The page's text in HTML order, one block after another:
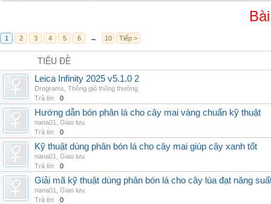
1 2 3 4 5 6 → 10 Tiếp >
TIÊU ĐỀ
Leica Infinity 2025 v5.1.0 2
Drograms Thông gió thông thường
Trả lời:
0
Hướng dẫn bón phân lá cho cây mai vàng chuẩn kỹ thuật
nana01
Giao lưu
Trả lời:
0
Kỹ thuật dùng phân bón lá cho cây mai giúp cây xanh tốt
nana01
Giao lưu
Trả lời:
0
Giải mã kỹ thuật dùng phân bón lá cho cây lúa đạt năng
nana01
Giao lưu
Trả lời:
0